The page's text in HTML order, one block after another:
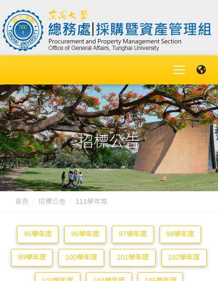
招標公告
首頁 招標公告 111學年度
95學年度 96學年度 97學年度 98學年度
99學年度 100學年度 101學年度 102學年度